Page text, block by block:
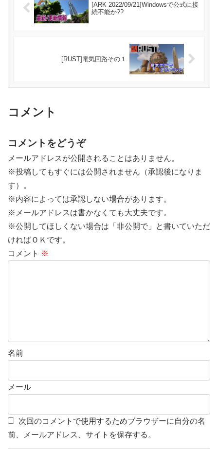
[ARK 2022/09/21]Windowsで公式に接
続不能か??
[RUST]電気回路その１
コメント
コメントをどうぞ
メールアドレスが公開されることはありません。
※投稿してもすぐには公開されません（承認後になりま
す）。
※内容によっては承認しない場合があります。
※メールアドレスは書かなくても大丈夫です。
※公開してほしくない場合は「非公開で」と書いていただ
ければＯＫです。
コメント ※
名前
メール
次回のコメントで使用するためブラウザーに自分の名
前、メールアドレス、サイトを保存する。